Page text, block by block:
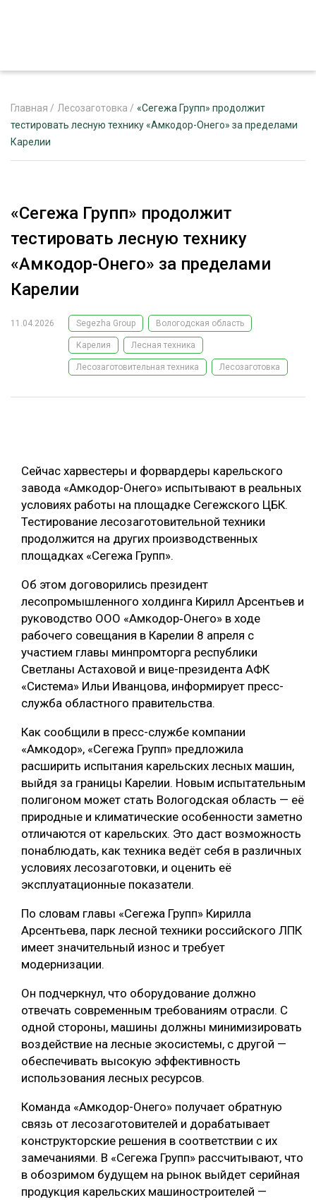
ЖУРНАЛ «ЛЕСНОЙ КОМПЛЕКС»
ЛЕСНОЕ ХОЗЯЙСТВО
ОБРАБОТКА ДРЕВЕСИНЫ
ЦИФРОВАЯ СРЕДА
ЦБП
КОМПЛЕКСНАЯ ПЕРЕРАБОТКА
ЛЕСОПИЛЕНИЕ
ДЕРЕВЯННОЕ ДОМОСТРОЕНИЕ
БЕЗОПАСНОЕ ПРОИЗВОДСТВО
СОРТИРОВКА ДРЕВЕСИНЫ
СУШКА ДРЕВЕСИНЫ
МЕБЕЛЬНОЕ ПРОИЗВОДСТВО
ЭКСПЕРТНОЕ МНЕНИЕ
Главная / Лесозаготовка / «Сегежа Групп» продолжит
тестировать лесную технику «Амкодор-Онего» за пределами
Карелии
«Сегежа Групп» продолжит
тестировать лесную технику
«Амкодор-Онего» за пределами
Карелии
11.04.2026 Segezha Group Вологодская область
Карелия Лесная техника
Лесозаготовительная техника Лесозаготовка
Сейчас харвестеры и форвардеры карельского
завода «Амкодор-Онего» испытывают в реальных
условиях работы на площадке Сегежского ЦБК.
Тестирование лесозаготовительной техники
продолжится на других производственных
площадках «Сегежа Групп».
Об этом договорились президент
лесопромышленного холдинга Кирилл Арсентьев и
руководство ООО «Амкодор‑Онего» в ходе
рабочего совещания в Карелии 8 апреля с
участием главы минпромторга республики
Светланы Астаховой и вице-президента АФК
«Система» Ильи Иванцова, информирует пресс-
служба областного правительства.
Как сообщили в пресс-службе компании
«Амкодор», «Сегежа Групп» предложила
расширить испытания карельских лесных машин,
выйдя за границы Карелии. Новым испытательным
полигоном может стать Вологодская область — её
природные и климатические особенности заметно
отличаются от карельских. Это даст возможность
понаблюдать, как техника ведёт себя в различных
условиях лесозаготовки, и оценить её
эксплуатационные показатели.
По словам главы «Сегежа Групп» Кирилла
Арсентьева, парк лесной техники российского ЛПК
имеет значительный износ и требует
модернизации.
Он подчеркнул, что оборудование должно
отвечать современным требованиям отрасли. С
одной стороны, машины должны минимизировать
воздействие на лесные экосистемы, с другой —
обеспечивать высокую эффективность
использования лесных ресурсов.
Команда «Амкодор-Онего» получает обратную
связь от лесозаготовителей и дорабатывает
конструкторские решения в соответствии с их
замечаниями. В «Сегежа Групп» рассчитывают, что
в обозримом будущем на рынок выйдет серийная
продукция карельских машиностроителей —